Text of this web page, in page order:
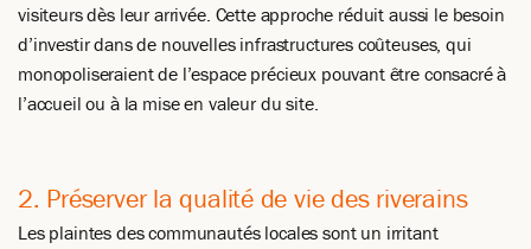
visiteurs dès leur arrivée. Cette approche réduit aussi le besoin
d’investir dans de nouvelles infrastructures coûteuses, qui
monopoliseraient de l’espace précieux pouvant être consacré à
l’accueil ou à la mise en valeur du site.
2. Préserver la qualité de vie des riverains
Les plaintes des communautés locales sont un irritant